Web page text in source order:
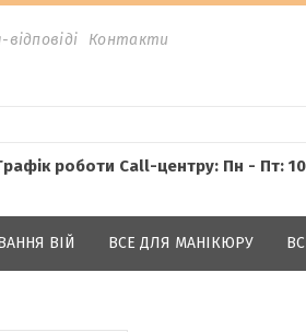
Контакти
роботи Call-центру: Пн - Пт:
ВІЙ ВСЕ ДЛЯ МАНІКЮРУ